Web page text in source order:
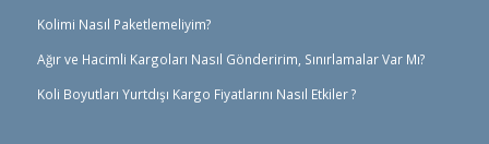
Kolimi Nasıl Paketlemeliyim?
Ağır ve Hacimli Kargoları Nasıl Gönderirim, Sınırlamalar Var Mı?
Koli Boyutları Yurtdışı Kargo Fiyatlarını Nasıl Etkiler ?